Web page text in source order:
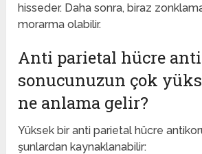
hisseder. Daha sonra, biraz
morarma olabilir.
Anti parietal hücre
sonucunuzun çok
ne anlama gelir?
Yüksek bir anti parietal hücre
şunlardan kaynaklanabilir: